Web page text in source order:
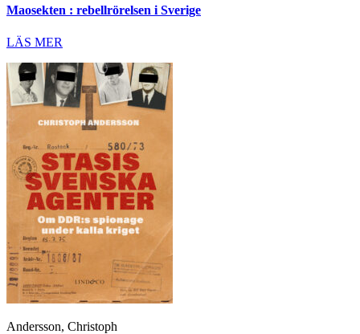
Maosekten : rebellrörelsen i Sverige
LÄS MER
Andersson, Christoph